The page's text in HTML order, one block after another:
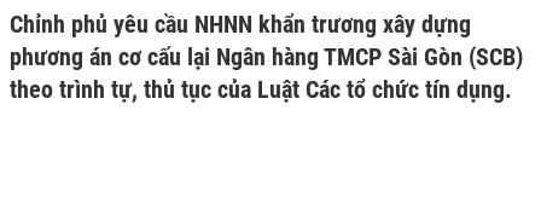
Chỉnh phủ yêu cầu NHNN khẩn trương xây dựng
phương án cơ cấu lại Ngân hàng TMCP Sài Gòn (SCB)
theo trình tự, thủ tục của Luật Các tổ chức tín dụng.